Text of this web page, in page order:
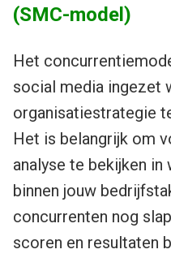
(SMC-model)
Het
social media ingezet
organisatiestrategie
Het is belangrijk om
analyse te bekijken
binnen jouw
concurrenten nog
scoren en resultaten